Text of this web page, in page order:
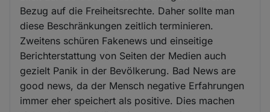
Bezug auf die Freiheitsrechte. Daher sollte man
diese Beschränkungen zeitlich terminieren.
Zweitens schüren Fakenews und einseitige
Berichterstattung von Seiten der Medien auch
gezielt Panik in der Bevölkerung. Bad News are
good news, da der Mensch negative Erfahrungen
immer eher speichert als positive. Dies machen